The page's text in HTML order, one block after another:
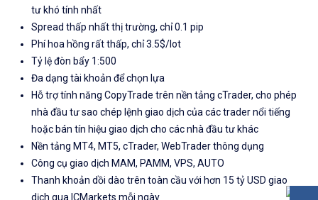
tư khó tính nhất
Spread thấp nhất thị trường, chỉ 0.1 pip
Phí hoa hồng rất thấp, chỉ 3.5$/lot
Tỷ lệ đòn bẩy 1:500
Đa dạng tài khoản để chọn lựa
Hỗ trợ tính năng CopyTrade trên nền tảng cTrader, cho phép
nhà đầu tư sao chép lệnh giao dịch của các trader nổi tiếng
hoặc bán tín hiệu giao dịch cho các nhà đầu tư khác
Nền tảng MT4, MT5, cTrader, WebTrader thông dụng
Công cụ giao dịch MAM, PAMM, VPS, AUTO
Thanh khoản dồi dào trên toàn cầu với hơn 15 tỷ USD giao
dịch qua ICMarkets mỗi ngày